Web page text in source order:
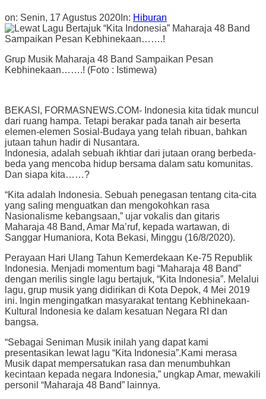
on: Senin, 17 Agustus 2020 In: Hiburan
Grup Musik Maharaja 48 Band Sampaikan Pesan
Kebhinekaan…….! (Foto : Istimewa)
BEKASI, FORMASNEWS.COM- Indonesia kita tidak muncul
dari ruang hampa. Tetapi berakar pada tanah air beserta
elemen-elemen Sosial-Budaya yang telah ribuan, bahkan
jutaan tahun hadir di Nusantara.
Indonesia, adalah sebuah ikhtiar dari jutaan orang berbeda-
beda yang mencoba hidup bersama dalam satu komunitas.
Dan siapa kita……?
“Kita adalah Indonesia. Sebuah penegasan tentang cita-cita
yang saling menguatkan dan mengokohkan rasa
Nasionalisme kebangsaan,” ujar vokalis dan gitaris
Maharaja 48 Band, Amar Ma’ruf, kepada wartawan, di
Sanggar Humaniora, Kota Bekasi, Minggu (16/8/2020).
Perayaan Hari Ulang Tahun Kemerdekaan Ke-75 Republik
Indonesia. Menjadi momentum bagi “Maharaja 48 Band”
dengan merilis single lagu bertajuk, “Kita Indonesia”. Melalui
lagu, grup musik yang didirikan di Kota Depok, 4 Mei 2019
ini. Ingin mengingatkan masyarakat tentang Kebhinekaan-
Kultural Indonesia ke dalam kesatuan Negara RI dan
bangsa.
“Sebagai Seniman Musik inilah yang dapat kami
presentasikan lewat lagu “Kita Indonesia”.Kami merasa
Musik dapat mempersatukan rasa dan menumbuhkan
kecintaan kepada negara Indonesia,” ungkap Amar, mewakili
personil “Maharaja 48 Band” lainnya.